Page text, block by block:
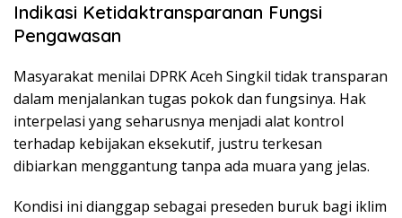
Indikasi Ketidaktransparanan Fungsi
Pengawasan
Masyarakat menilai DPRK Aceh Singkil tidak transparan
dalam menjalankan tugas pokok dan fungsinya. Hak
interpelasi yang seharusnya menjadi alat kontrol
terhadap kebijakan eksekutif, justru terkesan
dibiarkan menggantung tanpa ada muara yang jelas.
Kondisi ini dianggap sebagai preseden buruk bagi iklim